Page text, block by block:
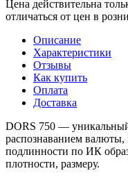
Цена действительна
отличаться от цен в
Описание
Характеристики
Отзывы
Как купить
Оплата
Доставка
DORS 750 —
распознаванием
подлинности по ИК
плотности, размеру.